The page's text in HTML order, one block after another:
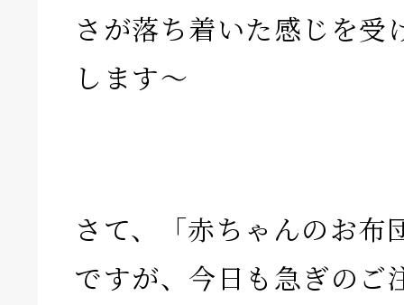
さが落ち着いた感じを受
します〜
さて、「赤ちゃんのお布
ですが、今日も急ぎのご